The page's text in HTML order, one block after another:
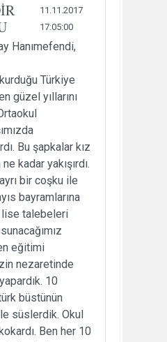
11.11.2017
17:05:00
Hanımefendi,
Türkiye
güzel yıllarını
Bu şapkalar kız
kadar yakışırdı.
bir coşku ile
bayramlarına
lise talebeleri
eğitimi
nezaretinde
10
büstünün
süslerdik. Okul
Ben her 10